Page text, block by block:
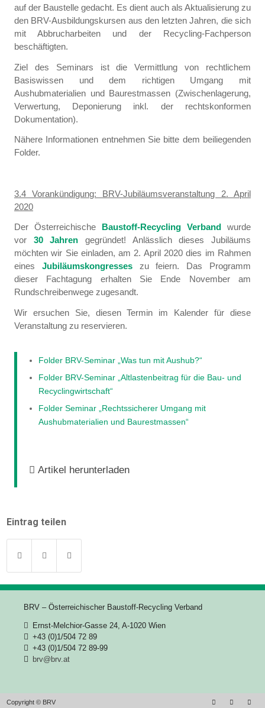
auf der Baustelle gedacht. Es dient auch als Aktualisierung zu
den BRV-Ausbildungskursen aus den letzten Jahren, die sich
mit Abbrucharbeiten und der Recycling-Fachperson
beschäftigten.
Ziel des Seminars ist die Vermittlung von rechtlichem
Basiswissen und dem richtigen Umgang mit
Aushubmaterialien und Baurestmassen (Zwischenlagerung,
Verwertung, Deponierung inkl. der rechtskonformen
Dokumentation).
Nähere Informationen entnehmen Sie bitte dem beiliegenden
Folder.
3.4 Vorankündigung: BRV-Jubiläumsveranstaltung 2. April
2020
Der Österreichische Baustoff-Recycling Verband
wurde
vor 30 Jahren gegründet! Anlässlich dieses Jubiläums
möchten wir Sie einladen, am 2. April 2020 dies im Rahmen
eines Jubiläumskongresseszu feiern. Das Programm
dieser Fachtagung erhalten Sie Ende November am
Rundschreibenwege zugesandt.
Wir ersuchen Sie, diesen Termin im Kalender für diese
Veranstaltung zu reservieren.
Folder BRV-Seminar „Was tun mit Aushub?“
Folder BRV-Seminar „Altlastenbeitrag für die Bau- und
Recyclingwirtschaft“
Folder Seminar „Rechtssicherer Umgang mit
Aushubmaterialien und Baurestmassen“
Artikel herunterladen
Eintrag teilen
BRV – Österreichischer Baustoff-Recycling Verband
Ernst-Melchior-Gasse 24, A-1020 Wien
+43 (0)1/504 72 89
+43 (0)1/504 72 89-99
brv@brv.at
Copyright © BRV